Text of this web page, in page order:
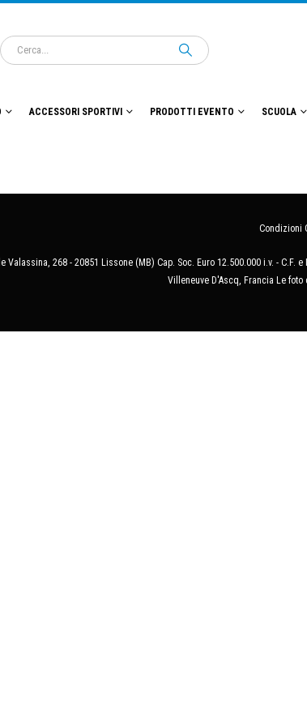
ACCESSORI SPORTIVI PRODOTTI EVENTO SCUOLA
Condizioni
Valassina, 268 - 20851 Lissone (MB) Cap. Soc. Euro 12.500.000 i.v. -
Villeneuve D'Ascq, Francia Le